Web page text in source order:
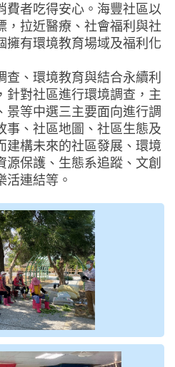
費者吃得安心。海豐社區以
，拉近醫療、社會福利與社
擁有環境教育場域及福利化
、環境教育與結合永續利
針對社區進行環境調查，主
景等中選三主要面向進行調
事、社區地圖、社區生態及
構未來的社區發展、環境
保護、生態系追蹤、文創
活連結等。